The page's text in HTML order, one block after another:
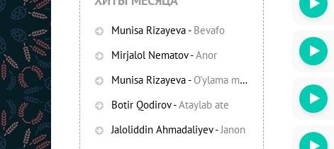
Munisa Rizayeva- Bevafo
Mirjalol Nematov-Anor
Munisa Rizayeva- O'ylama mani
Botir Qodirov-Ataylab ate
Jaloliddin Ahmadaliyev-Janon
-Bezori
Oshiq edim